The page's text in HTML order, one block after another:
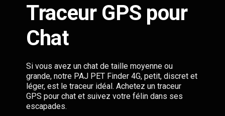
Traceur GPS pour
Chat
Si vous avez un chat de taille moyenne ou
grande, notre PAJ PET Finder 4G, petit, discret et
léger, est le traceur idéal. Achetez un traceur
GPS pour chat et suivez votre félin dans ses
escapades.